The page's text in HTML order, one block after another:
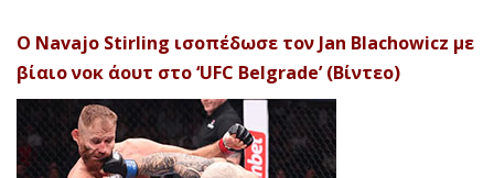
Ο Navajo Stirling ισοπέδωσε τον Jan Blachowicz με
βίαιο νοκ άουτ στο ‘UFC Belgrade’ (Βίντεο)